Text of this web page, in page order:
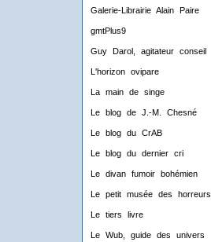
Galerie-Librairie Alain Paire
gmtPlus9
Guy Darol, agitateur conseil
L'horizon ovipare
La main de singe
Le blog de J.-M. Chesné
Le blog du CrAB
Le blog du dernier cri
Le divan fumoir bohémien
Le petit musée des horreurs
Le tiers livre
Le Wub, guide des univers